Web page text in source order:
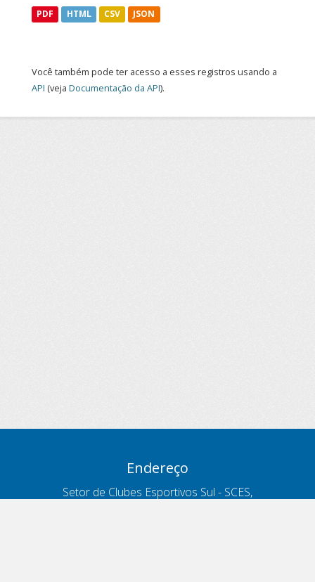
PDF HTML CSV JSON
Você também pode ter acesso a esses registros usando a
API (veja Documentação da API).
Endereço
Setor de Clubes Esportivos Sul - SCES,